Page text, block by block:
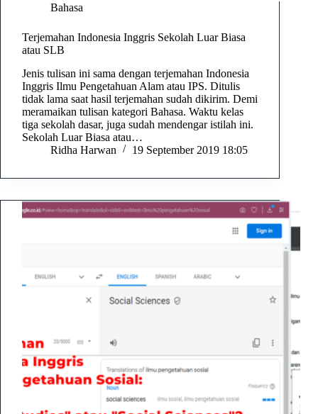
Bahasa
Terjemahan Indonesia Inggris Sekolah Luar Biasa
atau SLB
Jenis tulisan ini sama dengan terjemahan Indonesia
Inggris Ilmu Pengetahuan Alam atau IPS. Ditulis
tidak lama saat hasil terjemahan sudah dikirim. Demi
meramaikan tulisan kategori Bahasa. Waktu kelas
tiga sekolah dasar, juga sudah mendengar istilah ini.
Sekolah Luar Biasa atau…
Ridha Harwan
19 September 2019 18:05